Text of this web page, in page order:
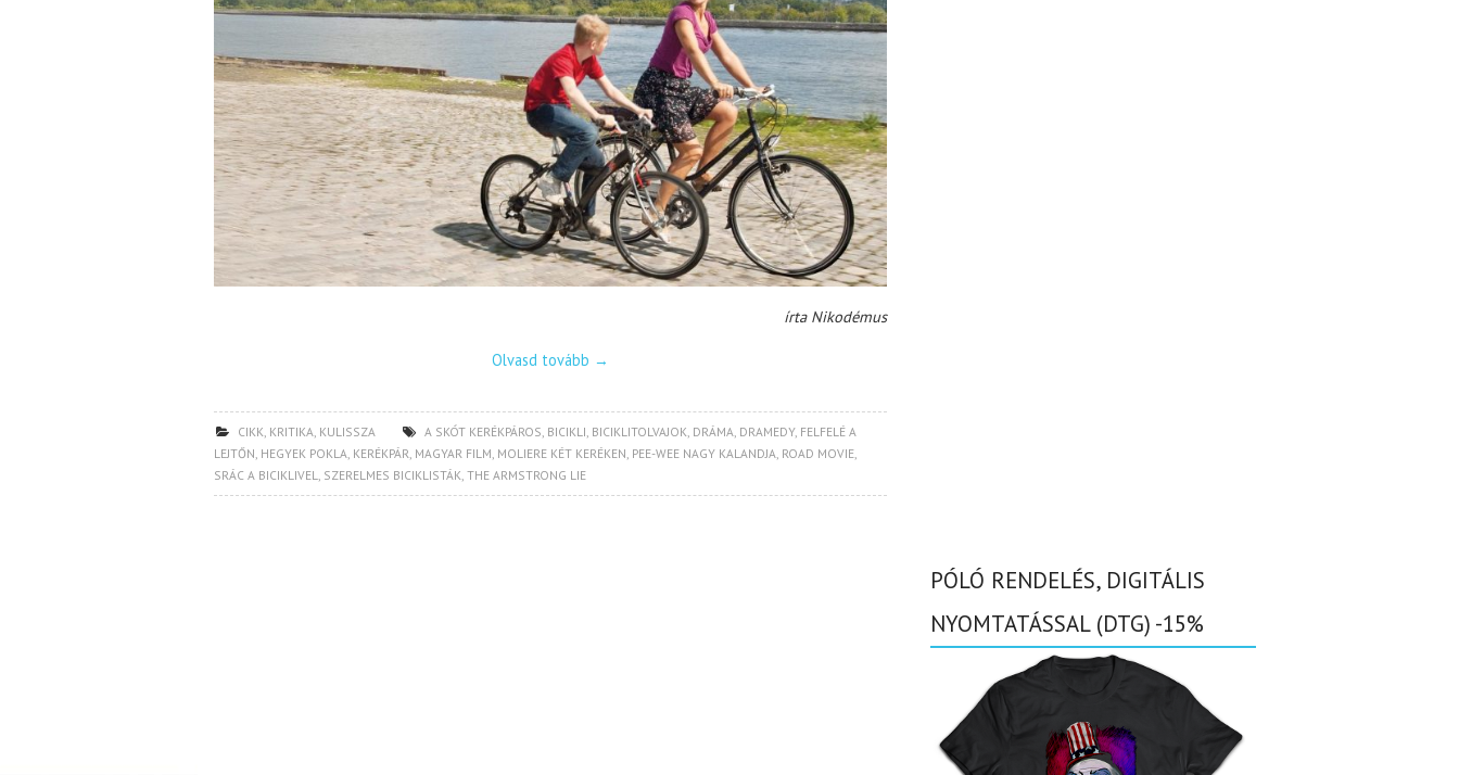
írta Nikodémus
Olvasd tovább →
CIKK KRITIKA KULISSZA A SKÓT KERÉKPÁROS BICIKLI BICIKLITOLVAJOK DRÁMA DRAMEDY, FELFELÉ A
LEJTŐN HEGYEK POKLA KERÉKPÁR MAGYAR FILM MOLIERE KÉT KERÉKEN PEE-WEE NAGY KALANDJA ROAD MOVIE
SRÁC A BICIKLIVEL
SZERELMES BICIKLISTÁK THE ARMSTRONG LIE
PÓLÓ RENDELÉS, DIGITÁLIS
NYOMTATÁSSAL (DTG) -15%